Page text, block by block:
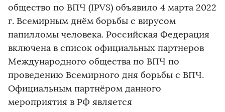
общество по ВПЧ (IPVS) объявило 4 марта 2022
г. Всемирным днём борьбы с вирусом
папилломы человека. Российская Федерация
включена в список официальных партнеров
Международного общества по ВПЧ по
проведению Всемирного дня борьбы с ВПЧ.
Официальным партнёром данного
мероприятия в РФ является